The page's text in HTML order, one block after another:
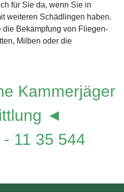
für Sie da, wenn Sie in
weiteren Schädlingen haben.
Bekämpfung von Fliegen-
Milben oder die
Kammerjäger
◄
11 35 544